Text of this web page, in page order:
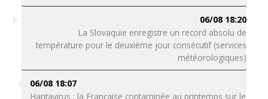
06/08 18:20
La Slovaquie enregistre un record absolu de
température pour le deuxième jour consécutif (services
météorologiques)
06/08 18:07
Hantavirus : la Française contaminée au printemps sur le